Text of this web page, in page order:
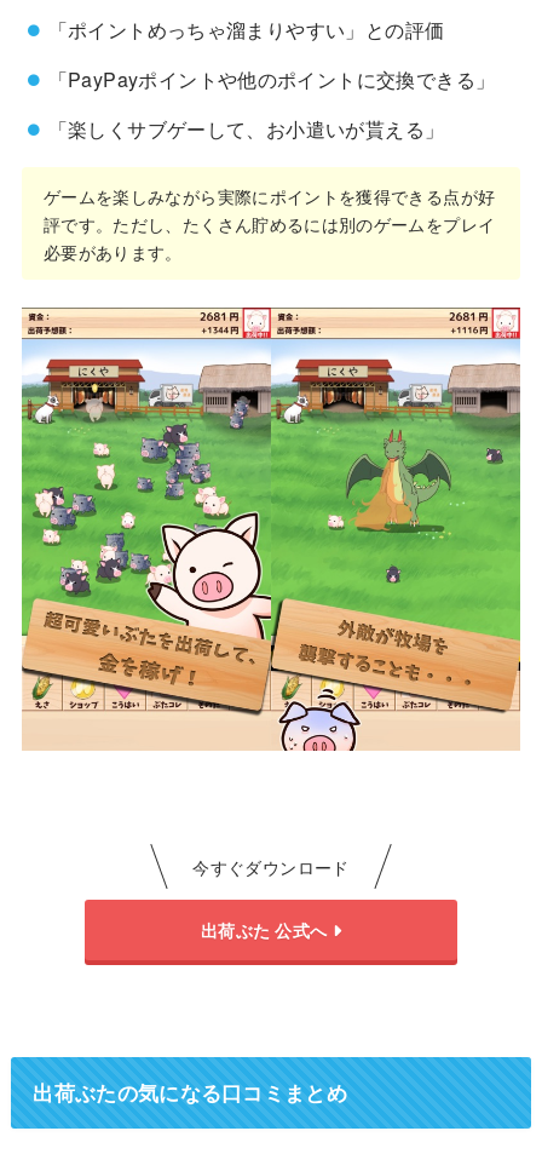
「ポイントめっちゃ溜まりやすい」との評価
「PayPayポイントや他のポイントに交換できる」
「楽しくサブゲーして、お小遣いが貰える」
ゲームを楽しみながら実際にポイントを獲得できる点が好
評です。ただし、たくさん貯めるには別のゲームをプレイ
必要があります。
今すぐダウンロード
出荷ぶた 公式へ
出荷ぶたの気になる口コミまとめ